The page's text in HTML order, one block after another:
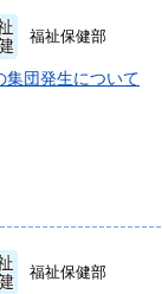
福祉保健部
集団発生について
福祉保健部